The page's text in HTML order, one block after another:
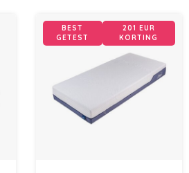
BEST
GETEST
201 EUR
KORTING